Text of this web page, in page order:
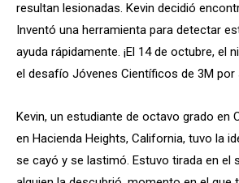
resultan lesionadas. Kevin decidió
Inventó una herramienta para detectar
ayuda rápidamente. ¡El 14 de octubre, el
el desafío Jóvenes Científicos de 3M por
Kevin, un estudiante de octavo grado en
en Hacienda Heights, California, tuvo la
se cayó y se lastimó. Estuvo tirada en el